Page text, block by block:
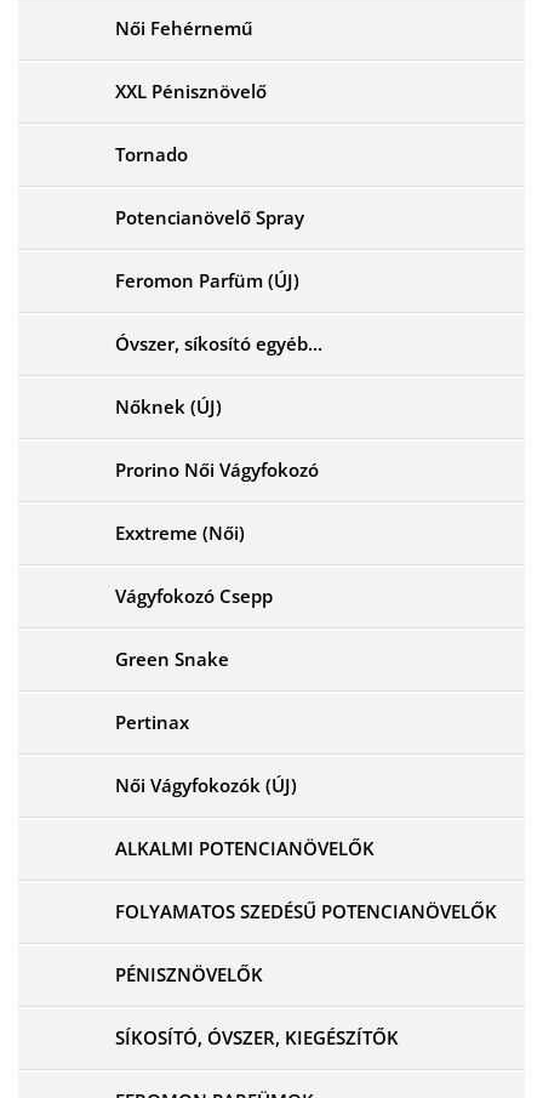
Női Fehérnemű
XXL Pénisznövelő
Tornado
Potencianövelő Spray
Feromon Parfüm (ÚJ)
Óvszer, síkosító egyéb...
Nőknek (ÚJ)
Prorino Női Vágyfokozó
Exxtreme (Női)
Vágyfokozó Csepp
Green Snake
Pertinax
Női Vágyfokozók (ÚJ)
ALKALMI POTENCIANÖVELŐK
FOLYAMATOS SZEDÉSŰ POTENCIANÖVELŐK
PÉNISZNÖVELŐK
SÍKOSÍTÓ, ÓVSZER, KIEGÉSZÍTŐK